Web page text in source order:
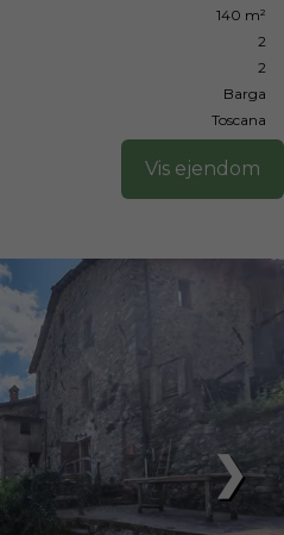
140 m²
2
2
Barga
Toscana
Vis ejendom
❯